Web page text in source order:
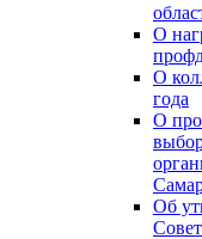
О
О
года
О
Об